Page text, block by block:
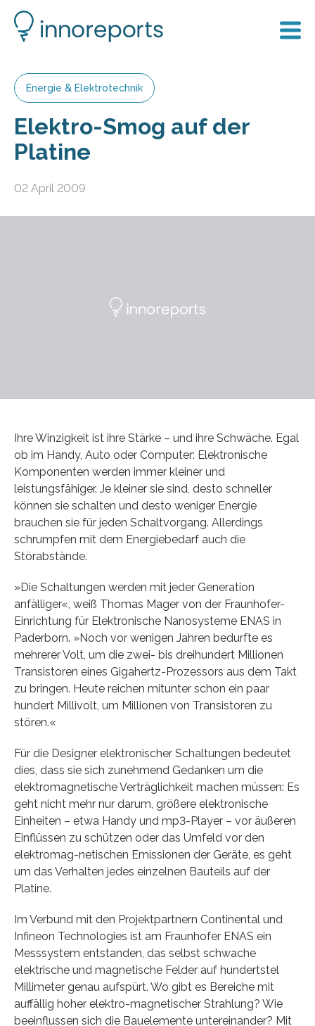
Energie & Elektrotechnik
Elektro-Smog auf der
Platine
02 April 2009
Ihre Winzigkeit ist ihre Stärke – und ihre Schwäche. Egal
ob im Handy, Auto oder Computer: Elektronische
Komponenten werden immer kleiner und
leistungsfähiger. Je kleiner sie sind, desto schneller
können sie schalten und desto weniger Energie
brauchen sie für jeden Schaltvorgang. Allerdings
schrumpfen mit dem Energiebedarf auch die
Störabstände.
»Die Schaltungen werden mit jeder Generation
anfälliger«, weiß Thomas Mager von der Fraunhofer-
Einrichtung für Elektronische Nanosysteme ENAS in
Paderborn. »Noch vor wenigen Jahren bedurfte es
mehrerer Volt, um die zwei- bis dreihundert Millionen
Transistoren eines Gigahertz-Prozessors aus dem Takt
zu bringen. Heute reichen mitunter schon ein paar
hundert Millivolt, um Millionen von Transistoren zu
stören.«
Für die Designer elektronischer Schaltungen bedeutet
dies, dass sie sich zunehmend Gedanken um die
elektromagnetische Verträglichkeit machen müssen: Es
geht nicht mehr nur darum, größere elektronische
Einheiten – etwa Handy und mp3-Player – vor äußeren
Einflüssen zu schützen oder das Umfeld vor den
elektromag-netischen Emissionen der Geräte, es geht
um das Verhalten jedes einzelnen Bauteils auf der
Platine.
Im Verbund mit den Projektpartnern Continental und
Infineon Technologies ist am Fraunhofer ENAS ein
Messsystem entstanden, das selbst schwache
elektrische und magnetische Felder auf hundertstel
Millimeter genau aufspürt. Wo gibt es Bereiche mit
auffällig hoher elektro-magnetischer Strahlung? Wie
beeinflussen sich die Bauelemente untereinander? Mit